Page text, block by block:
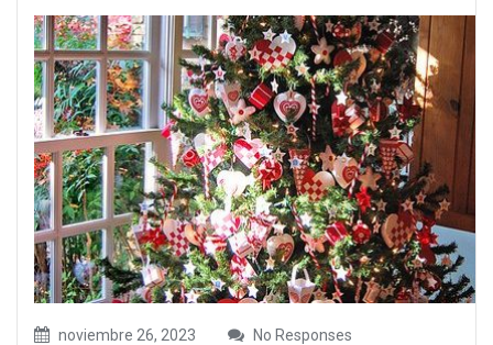
noviembre 26, 2023 No Responses